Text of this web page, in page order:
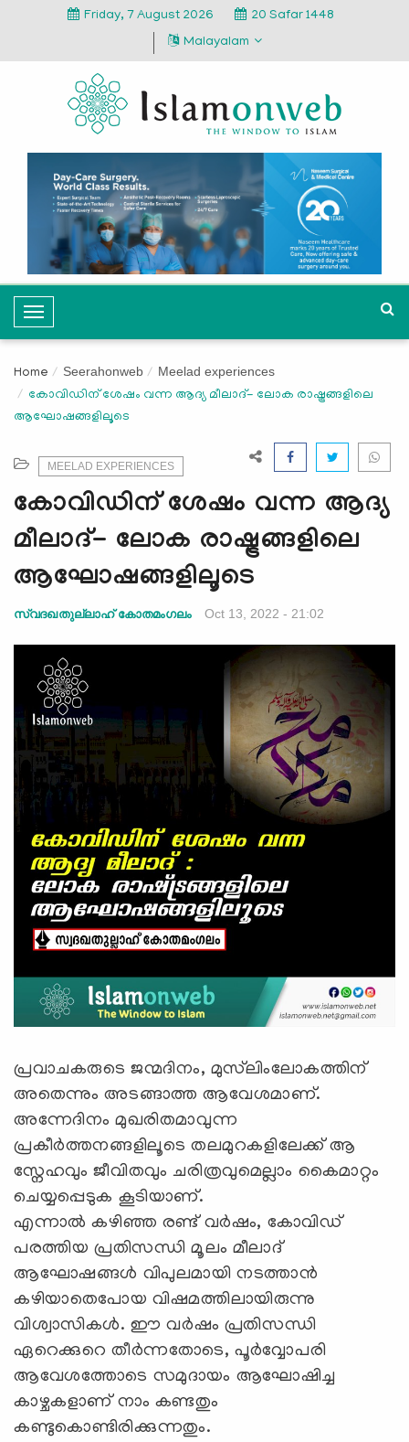
Friday, 7 August 2026
20 Safar 1448
Malayalam
T
o
g
l
e
v
i
g
t
o
n
Home Seerahonweb Meelad experiences
കോവിഡിന് ശേഷം വന്ന ആദ്യ മീലാദ്- ലോക രാഷ്ട്രങ്ങളിലെ
ആഘോഷങ്ങളിലൂടെ
MEELAD EXPERIENCES
കോവിഡിന് ശേഷം വന്ന ആദ്യ
മീലാദ്- ലോക രാഷ്ട്രങ്ങളിലെ
ആഘോഷങ്ങളിലൂടെ
സ്വദഖതുല്ലാഹ് കോതമംഗലം Oct 13, 2022 - 21:02
പ്രവാചകരുടെ ജന്മദിനം, മുസ്‍ലിംലോകത്തിന്
അതെന്നും അടങ്ങാത്ത ആവേശമാണ്.
അന്നേദിനം മുഖരിതമാവുന്ന
പ്രകീര്‍ത്തനങ്ങളിലൂടെ തലമുറകളിലേക്ക് ആ
സ്നേഹവും ജീവിതവും ചരിത്രവുമെല്ലാം കൈമാറ്റം
ചെയ്യപ്പെടുക കൂടിയാണ്.
എന്നാല്‍ കഴിഞ്ഞ രണ്ട് വര്‍ഷം, കോവിഡ്
പരത്തിയ പ്രതിസന്ധി മൂലം മീലാദ്
ആഘോഷങ്ങള്‍ വിപുലമായി നടത്താന്‍
കഴിയാതെപോയ വിഷമത്തിലായിരുന്നു
വിശ്വാസികള്‍. ഈ വര്‍ഷം പ്രതിസന്ധി
ഏറെക്കുറെ തീര്‍ന്നതോടെ, പൂര്‍വ്വോപരി
ആവേശത്തോടെ സമുദായം ആഘോഷിച്ച
കാഴ്ചകളാണ് നാം കണ്ടതും
കണ്ടുകൊണ്ടിരിക്കുന്നതും.